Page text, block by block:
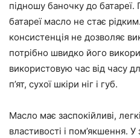
підношу баночку до батареї.
батареї масло не стає
консистенція не дозволяє
потрібно швидко його
використовую час від часу
п’ят, сухої шкіри ніг і губ.
Масло має заспокійливі,
властивості і пом’якшення.